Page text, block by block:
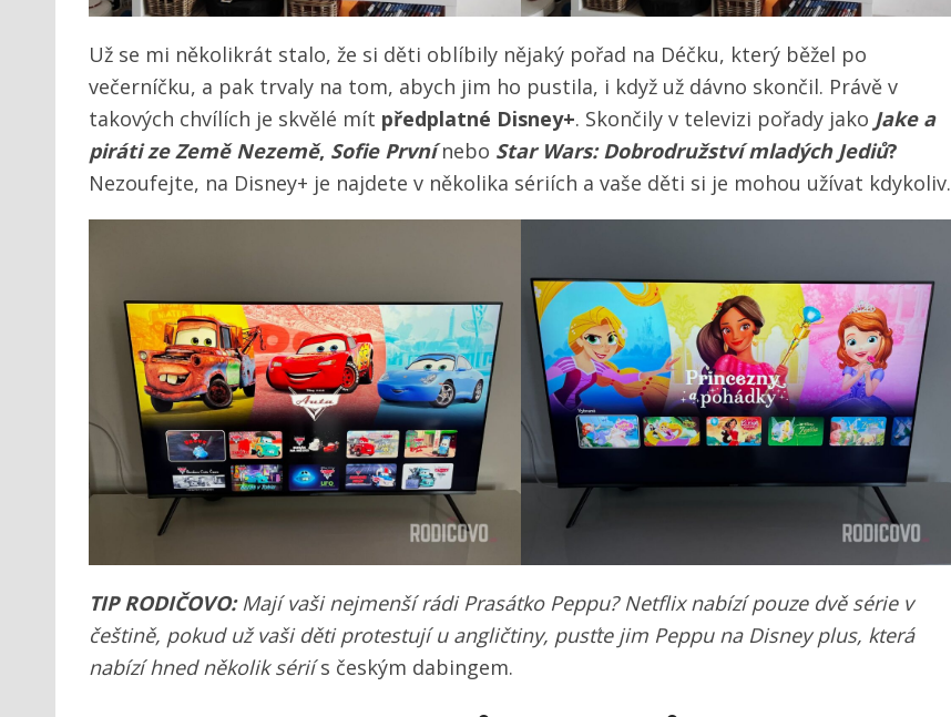
Už se mi několikrát stalo, že si děti oblíbily nějaký pořad na Déčku, který běžel po
večerníčku, a pak trvaly na tom, abych jim ho pustila, i když už dávno skončil. Právě v
takových chvílích je skvělé mít předplatné Disney+. Skončily v televizi pořady jako Jake a
piráti ze Země Nezemě, Sofie První nebo Star Wars: Dobrodružství mladých Jediů?
Nezoufejte, na Disney+ je najdete v několika sériích a vaše děti si je mohou užívat kdykoliv.
TIP RODIČOVO:Mají vaši nejmenší rádi Prasátko Peppu? Netflix nabízí pouze dvě série v
češtině, pokud už vaši děti protestují u angličtiny, pusťte jim Peppu na Disney plus, která
nabízí hned několik sériís českým dabingem.